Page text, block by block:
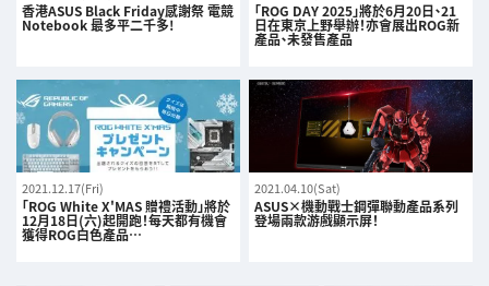
香港ASUS Black Friday感謝祭 電競
Notebook 最多平二千多!
「ROG DAY 2025」將於6月20日、21
日在東京上野舉辦！亦會展出ROG新
產品、未發售產品
2021.12.17(Fri)
「ROG White X'MAS 贈禮活動」將於
12月18日(六)起開跑！每天都有機會
獲得ROG白色產品…
2021.04.10(Sat)
ASUS×機動戰士鋼彈聯動產品系列
登場兩款游戲顯示屏！